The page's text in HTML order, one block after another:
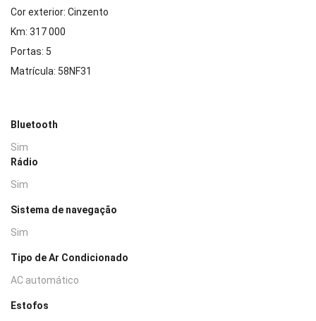
Cor exterior: Cinzento
Km: 317 000
Portas: 5
Matrícula: 58NF31
Bluetooth
Sim
Rádio
Sim
Sistema de navegação
Sim
Tipo de Ar Condicionado
AC automático
Estofos